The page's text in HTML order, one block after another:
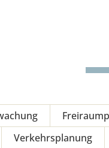
Verkehrsplanung